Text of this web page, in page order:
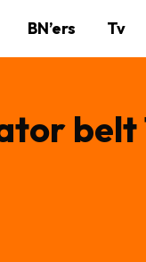
BN’ers Tv
belt